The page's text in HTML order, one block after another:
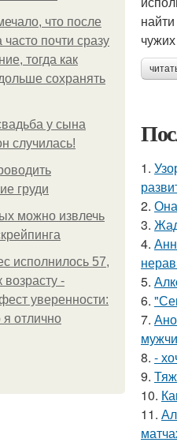
что после
почти сразу
тогда как
сохранять
у сына
случилась!
груди
можно извлечь
исполнилось 57,
-
уверенности:
я отлично
1.
2.
3.
4.
5.
6.
7.
8. -
9.
10.
11.